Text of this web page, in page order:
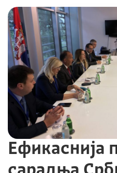
Ефикаснија